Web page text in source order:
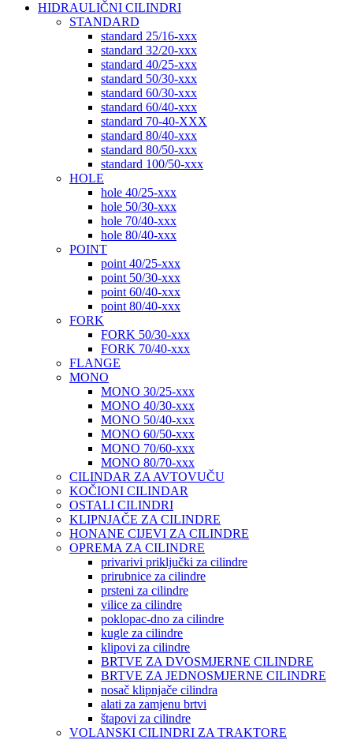
HIDRAULIČNI CILINDRI
STANDARD
standard 25/16-xxx
standard 32/20-xxx
standard 40/25-xxx
standard 50/30-xxx
standard 60/30-xxx
standard 60/40-xxx
standard 70-40-XXX
standard 80/40-xxx
standard 80/50-xxx
standard 100/50-xxx
HOLE
hole 40/25-xxx
hole 50/30-xxx
hole 70/40-xxx
hole 80/40-xxx
POINT
point 40/25-xxx
point 50/30-xxx
point 60/40-xxx
point 80/40-xxx
FORK
FORK 50/30-xxx
FORK 70/40-xxx
FLANGE
MONO
MONO 30/25-xxx
MONO 40/30-xxx
MONO 50/40-xxx
MONO 60/50-xxx
MONO 70/60-xxx
MONO 80/70-xxx
CILINDAR ZA AVTOVUČU
KOČIONI CILINDAR
OSTALI CILINDRI
KLIPNJAČE ZA CILINDRE
HONANE CIJEVI ZA CILINDRE
OPREMA ZA CILINDRE
privarivi priključki za cilindre
prirubnice za cilindre
prsteni za cilindre
vilice za cilindre
poklopac-dno za cilindre
kugle za cilindre
klipovi za cilindre
BRTVE ZA DVOSMJERNE CILINDRE
BRTVE ZA JEDNOSMJERNE CILINDRE
nosač klipnjače cilindra
alati za zamjenu brtvi
štapovi za cilindre
VOLANSKI CILINDRI ZA TRAKTORE